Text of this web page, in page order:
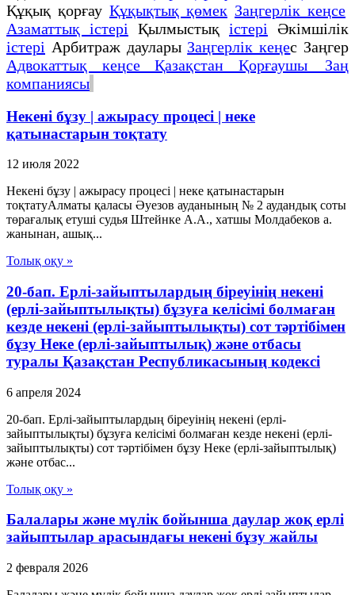
Құқық қорғау Құқықтық қөмек Заңгерлік кеңсе
Азаматтық істері Қылмыстық істері Әкімшілік
істері Арбитраж даулары Заңгерлік кеңес Заңгер
Адвокаттық кеңсе Қазақстан Қорғаушы Заң
компаниясы
Некені бұзу | ажырасу процесі | неке
қатынастарын тоқтату
12 июля 2022
Некені бұзу | ажырасу процесі | неке қатынастарын
тоқтатуАлматы қаласы Әуезов ауданының № 2 аудандық соты
төрағалық етуші судья Штейнке А.А., хатшы Молдабеков а.
жанынан, ашық...
Толық оқу »
20-бап. Ерлі-зайыптылардың біреуінің некені
(ерлі-зайыптылықты) бұзуға келісімі болмаған
кезде некені (ерлі-зайыптылықты) сот тәртібімен
бұзу Неке (ерлі-зайыптылық) және отбасы
туралы Қазақстан Республикасының кодексі
6 апреля 2024
20-бап. Ерлі-зайыптылардың біреуінің некені (ерлі-
зайыптылықты) бұзуға келісімі болмаған кезде некені (ерлі-
зайыптылықты) сот тәртібімен бұзу Неке (ерлі-зайыптылық)
және отбас...
Толық оқу »
Балалары және мүлік бойынша даулар жоқ ерлі
зайыптылар арасындағы некені бұзу жайлы
2 февраля 2026